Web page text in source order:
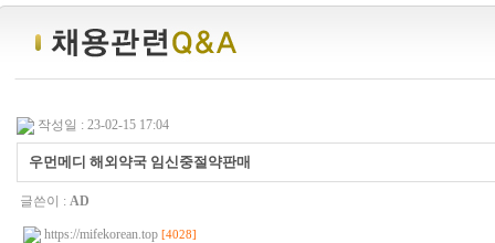
작성일 : 23-02-15 17:04
우먼메디 해외약국 임신중절약판매
글쓴이 : AD
https://mifekorean.top [4028]